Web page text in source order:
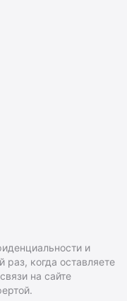
и
раз, когда оставляете
на сайте